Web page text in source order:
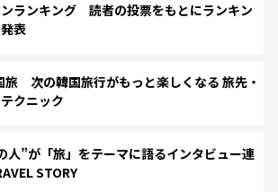
ランキング 読者の投票をもとにランキン
表
次の韓国旅行がもっと楽しくなる 旅先・
クニック
人”が「旅」をテーマに語るインタビュー連
STORY